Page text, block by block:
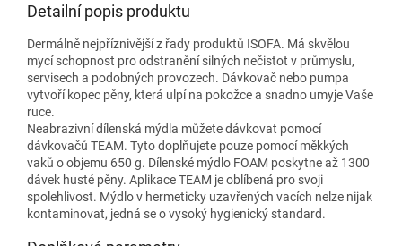
Detailní popis produktu
Dermálně nejpříznivější z řady produktů ISOFA. Má skvělou
mycí schopnost pro odstranění silných nečistot v průmyslu,
servisech a podobných provozech. Dávkovač nebo pumpa
vytvoří kopec pěny, která ulpí na pokožce a snadno umyje Vaše
ruce.
Neabrazivní dílenská mýdla můžete dávkovat pomocí
dávkovačů TEAM. Tyto doplňujete pouze pomocí měkkých
vaků o objemu 650 g. Dílenské mýdlo FOAM poskytne až 1300
dávek husté pěny. Aplikace TEAM je oblíbená pro svoji
spolehlivost. Mýdlo v hermeticky uzavřených vacích nelze nijak
kontaminovat, jedná se o vysoký hygienický standard.